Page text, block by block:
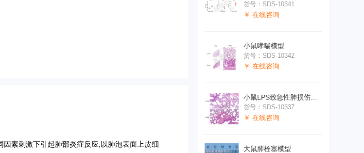
因素刺激下引起肺部炎症反应,以肺泡表面上皮细
货号：SDS-10341
￥ 在线咨询
小鼠哮喘模型
货号：SDS-10342
￥ 在线咨询
货号：SDS-10337
￥ 在线咨询
大鼠肺栓塞模型